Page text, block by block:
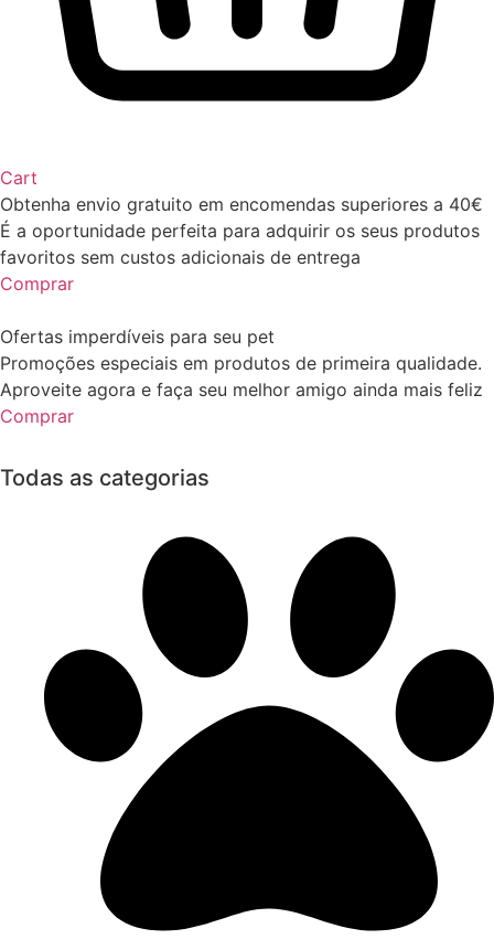
Cart
Obtenha envio gratuito em encomendas superiores a 40€
É a oportunidade perfeita para adquirir os seus produtos
favoritos sem custos adicionais de entrega
Comprar
Ofertas imperdíveis para seu pet
Promoções especiais em produtos de primeira qualidade.
Aproveite agora e faça seu melhor amigo ainda mais feliz
Comprar
Todas as categorias